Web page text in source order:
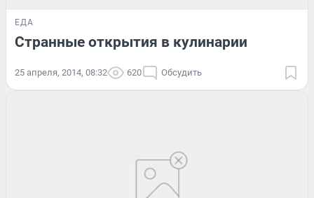
ЕДА
Странные открытия в кулинарии
25 апреля, 2014, 08:32 620 Обсудить